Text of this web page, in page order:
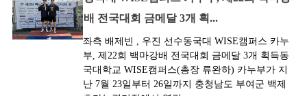
배 전국대회 금메달 3개 획...
좌측 배제빈 , 우진 선수동국대 WISE캠퍼스 카누
부, 제22회 백마강배 전국대회 금메달 3개 획득동
국대학교 WISE캠퍼스(총장 류완하) 카누부가 지
난 7월 23일부터 26일까지 충청남도 부여군 백제